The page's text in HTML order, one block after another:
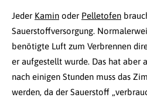
Jeder Kamin oder Pelletofen
Sauerstoffversorgung.
benötigte Luft zum Verbrennen
er aufgestellt wurde. Das hat aber
nach einigen Stunden muss das
werden, da der Sauerstoff